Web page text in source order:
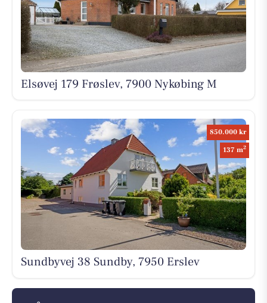
Elsøvej 179 Frøslev, 7900 Nykøbing M
850.000 kr
137 m2
Sundbyvej 38 Sundby, 7950 Erslev